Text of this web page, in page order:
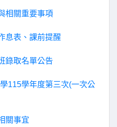
相關重要事項
息表、課前提醒
錄取名單公告
115學年度第三次(一次公
關事宜